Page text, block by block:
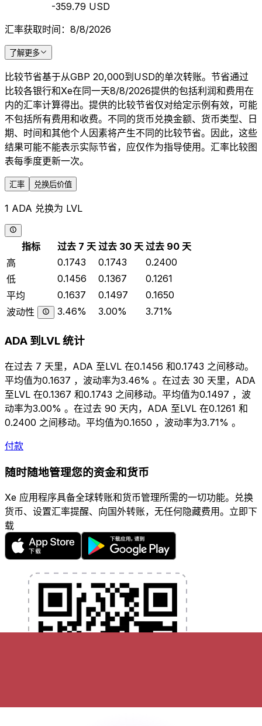
-359.79 USD
汇率获取时间：8/8/2026
了解更多
比较节省基于从GBP 20,000到USD的单次转账。节省通过
比较各银行和Xe在同一天8/8/2026提供的包括利润和费用在
内的汇率计算得出。提供的比较节省仅对给定示例有效，可能
不包括所有费用和收费。不同的货币兑换金额、货币类型、日
期、时间和其他个人因素将产生不同的比较节省。因此，这些
结果可能不能表示实际节省，应仅作为指导使用。汇率比较图
表每季度更新一次。
汇率 兑换后价值
1 ADA 兑换为 LVL
指标 过去 7 天 过去 30 天 过去 90 天
高
0.1743 0.1743
0.2400
低
0.1456 0.1367
0.1261
平均
0.1637 0.1497
0.1650
波动性
3.46% 3.00% 3.71%
ADA 到LVL 统计
在过去 7 天里，ADA 至LVL 在0.1456 和0.1743 之间移动。
平均值为0.1637 ，波动率为3.46% 。在过去 30 天里，ADA
至LVL 在0.1367 和0.1743 之间移动。平均值为0.1497 ，波
动率为3.00% 。在过去 90 天内，ADA 至LVL 在0.1261 和
0.2400 之间移动。平均值为0.1650 ，波动率为3.71% 。
付款
随时随地管理您的资金和货币
Xe 应用程序具备全球转账和货币管理所需的一切功能。兑换
货币、设置汇率提醒、向国外转账，无任何隐藏费用。立即下
载